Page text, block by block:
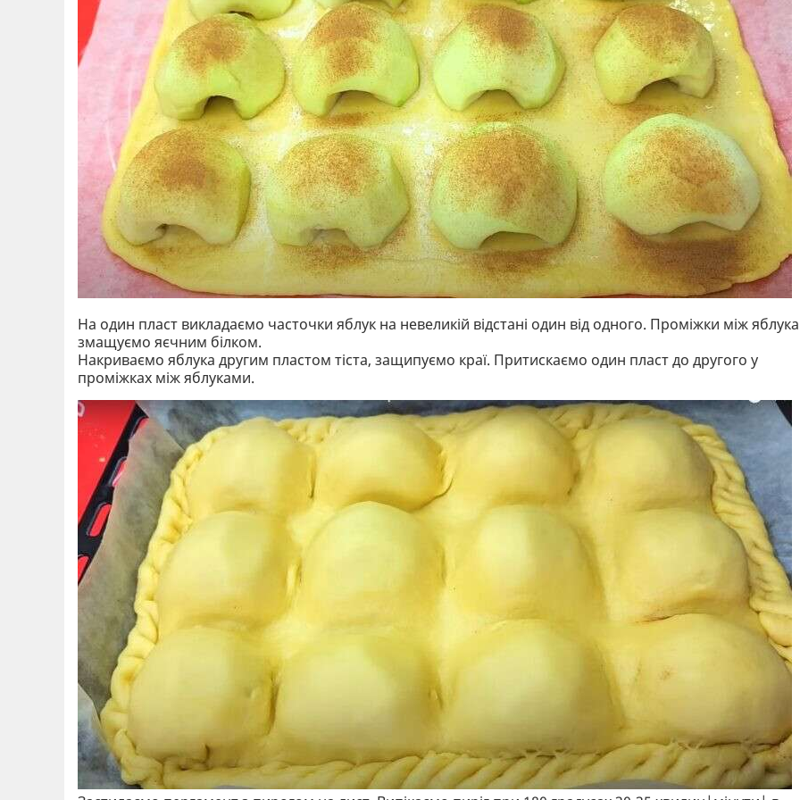
На один пласт викладаємо часточки яблук на невеликій відстані один від одного. Проміжки між
змащуємо яєчним білком.
Накриваємо яблука другим пластом тіста, защипуємо краї. Притискаємо один пласт до другого у
проміжках між яблуками.